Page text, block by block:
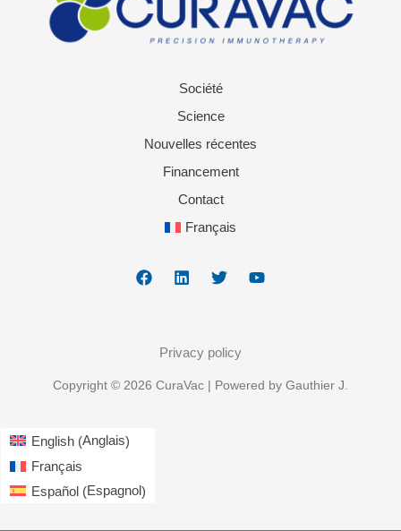
Société
Science
Nouvelles récentes
Financement
Contact
Français
Privacy policy
Copyright © 2026 CuraVac | Powered by Gauthier J.
English (Anglais)
Français
Español (Espagnol)